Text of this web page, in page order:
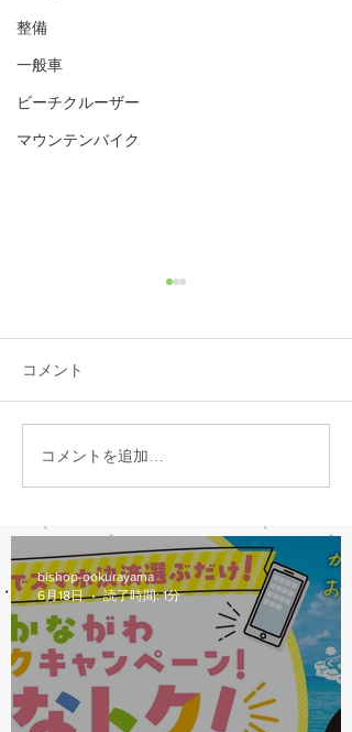
整備
一般車
ビーチクルーザー
マウンテンバイク
本日8/6（木）は修理多数に
より、12：00から他店販売の
す。 明日以降のご来店をお願
いします。
コメント
コメントを追加…
bishop-ookurayama
6月18日
読了時間: 1分